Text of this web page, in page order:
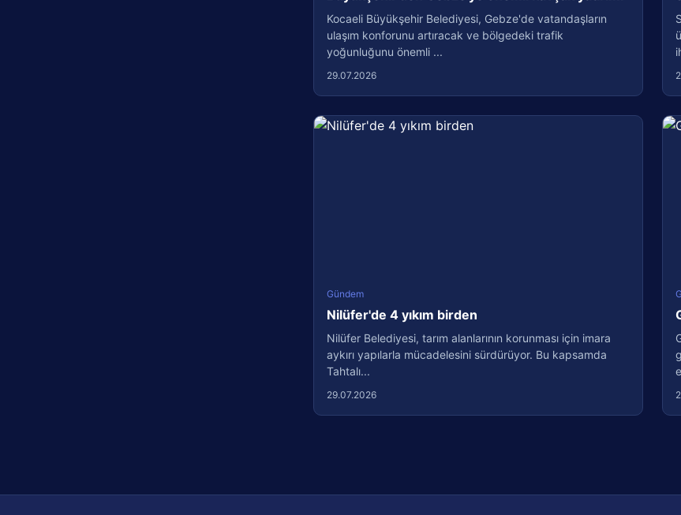
Kocaeli Büyükşehir Belediyesi, Gebze'de vatandaşların
ulaşım konforunu artıracak ve bölgedeki trafik
yoğunluğunu önemli ...
29.07.2026
Gündem
Nilüfer'de 4 yıkım birden
Nilüfer Belediyesi, tarım alanlarının korunması için imara
aykırı yapılarla mücadelesini sürdürüyor. Bu kapsamda
Tahtalı...
29.07.2026